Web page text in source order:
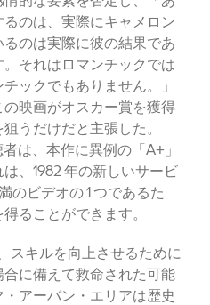
のは、実際にキャメロン
のは実際に彼の結果であ
それはロマンチックでは
ックでもありません。」
映画がオスカー賞を獲得
うだけだと主張した。
者は、本作に異例の「A+」
、1982 年の新しいサービ
のビデオの 1 つであるた
ることができます。
スキルを向上させるために
に備えて救命された可能
アーバン・エリアは歴史